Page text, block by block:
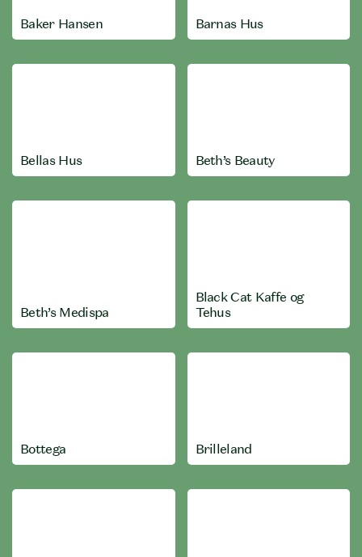
Baker Hansen Barnas Hus
Bellas Hus Beth’s Beauty
Beth’s Medispa
Black Cat Kaffe og
Tehus
Bottega Brilleland